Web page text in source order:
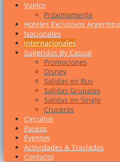
Vuelos
Próximamente
Hoteles Exclusivos Argentina
Nacionales
Internacionales
Sugeridos By Casual
Promociones
Disney
Salidas en Bus
Salidas Grupales
Salidas en Single
Cruceros
Circuitos
Paseos
Eventos
Actividades & Traslados
Contacto